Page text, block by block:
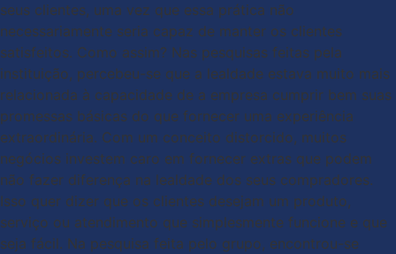
seus clientes, uma vez que essa prática não
necessariamente seria capaz de manter os clientes
satisfeitos. Como assim? Nas pesquisas feitas pela
instituição, percebeu-se que a lealdade estava muito mais
relacionada à capacidade de a empresa cumprir bem suas
promessas básicas do que fornecer uma experiência
extraordinária. Com um conceito distorcido, muitos
negócios investem caro em fornecer extras que podem
não fazer diferença na lealdade dos seus compradores.
Isso quer dizer que os clientes desejam um produto,
serviço ou atendimento que simplesmente funcione e que
seja fácil. Na pesquisa feita pelo grupo, encontrou-se